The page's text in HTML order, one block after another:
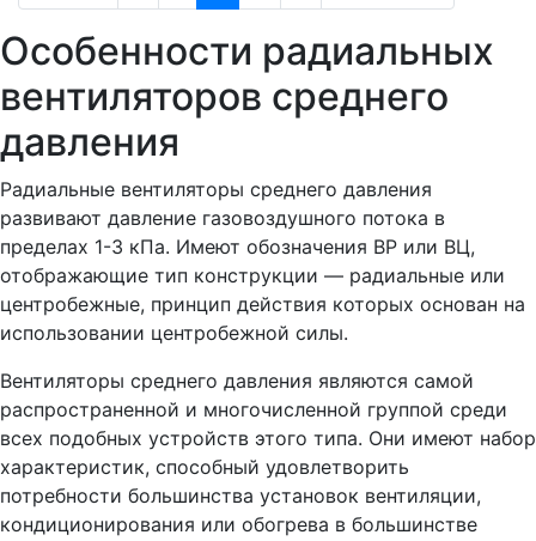
Особенности радиальных
вентиляторов среднего
давления
Радиальные вентиляторы среднего давления
развивают давление газовоздушного потока в
пределах 1-3 кПа. Имеют обозначения ВР или ВЦ,
отображающие тип конструкции — радиальные или
центробежные, принцип действия которых основан на
использовании центробежной силы.
Вентиляторы среднего давления являются самой
распространенной и многочисленной группой среди
всех подобных устройств этого типа. Они имеют набор
характеристик, способный удовлетворить
потребности большинства установок вентиляции,
кондиционирования или обогрева в большинстве